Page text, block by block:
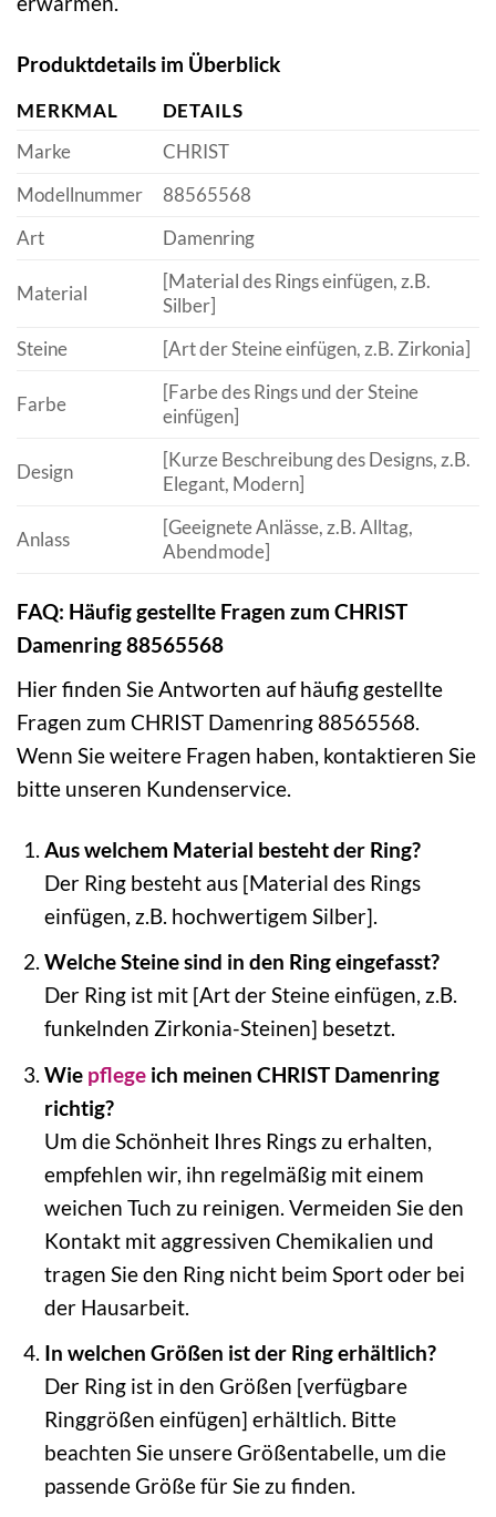
Produktdetails im Überblick
MERKMAL
DETAILS
Marke
CHRIST
Modellnummer
88565568
Art
Damenring
Material
[Material des Rings einfügen, z.B.
Silber]
Steine
[Art der Steine einfügen, z.B. Zirkonia]
Farbe
[Farbe des Rings und der Steine
einfügen]
Design
[Kurze Beschreibung des Designs, z.B.
Elegant, Modern]
Anlass
[Geeignete Anlässe, z.B. Alltag,
Abendmode]
FAQ: Häufig gestellte Fragen zum CHRIST
Damenring 88565568
Hier finden Sie Antworten auf häufig gestellte
Fragen zum CHRIST Damenring 88565568.
Wenn Sie weitere Fragen haben, kontaktieren Sie
bitte unseren Kundenservice.
Aus welchem Material besteht der Ring?
Der Ring besteht aus [Material des Rings
einfügen, z.B. hochwertigem Silber].
Welche Steine sind in den Ring eingefasst?
Der Ring ist mit [Art der Steine einfügen, z.B.
funkelnden Zirkonia-Steinen] besetzt.
Wie pflegeich meinen CHRIST Damenring
richtig?
Um die Schönheit Ihres Rings zu erhalten,
empfehlen wir, ihn regelmäßig mit einem
weichen Tuch zu reinigen. Vermeiden Sie den
Kontakt mit aggressiven Chemikalien und
tragen Sie den Ring nicht beim Sport oder bei
der Hausarbeit.
In welchen Größen ist der Ring erhältlich?
Der Ring ist in den Größen [verfügbare
Ringgrößen einfügen] erhältlich. Bitte
beachten Sie unsere Größentabelle, um die
passende Größe für Sie zu finden.